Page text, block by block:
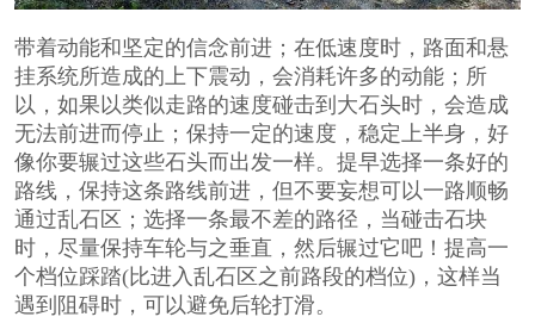
带着动能和坚定的信念前进；在低速度时，路面和悬
挂系统所造成的上下震动，会消耗许多的动能；所
以，如果以类似走路的速度碰击到大石头时，会造成
无法前进而停止；保持一定的速度，稳定上半身，好
像你要辗过这些石头而出发一样。提早选择一条好的
路线，保持这条路线前进，但不要妄想可以一路顺畅
通过乱石区；选择一条最不差的路径，当碰击石块
时，尽量保持车轮与之垂直，然后辗过它吧！提高一
个档位踩踏(比进入乱石区之前路段的档位)，这样当
遇到阻碍时，可以避免后轮打滑。